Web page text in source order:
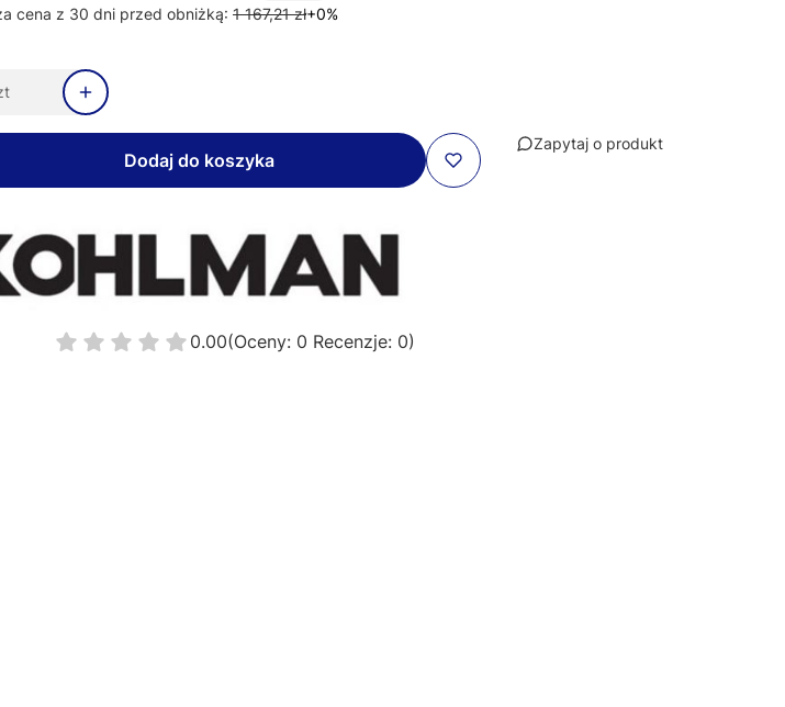
cena z 30 dni przed obniżką: 1 167,21 zł+0%
Dodaj do koszyka
Zapytaj o produkt
0.00(Oceny: 0 Recenzje: 0)